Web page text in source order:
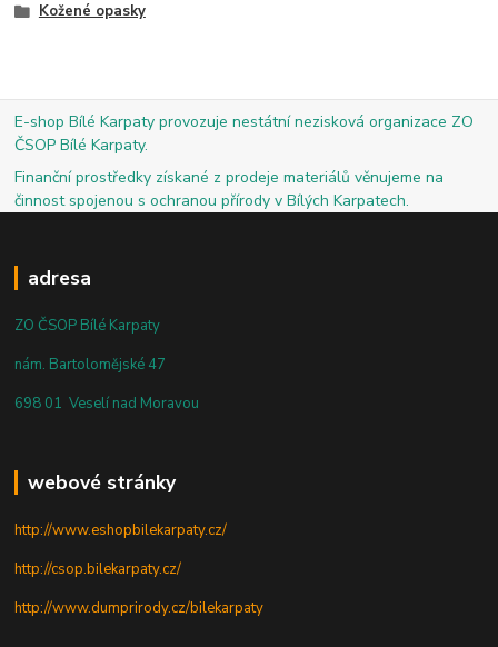
Kožené opasky
E-shop Bílé Karpaty provozuje nestátní nezisková organizace ZO
ČSOP Bílé Karpaty.
Finanční prostředky získané z prodeje materiálů věnujeme na
činnost spojenou s ochranou přírody v Bílých Karpatech.
adresa
ZO ČSOP Bílé Karpaty
nám. Bartolomějské 47
698 01 Veselí nad Moravou
webové stránky
http://www.eshopbilekarpaty.cz/
http://csop.bilekarpaty.cz/
http://www.dumprirody.cz/bilekarpaty